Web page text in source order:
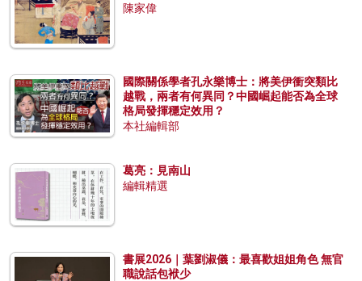
陳家偉
國際關係學者孔永樂博士：將美伊衝突類比
越戰，兩者有何異同？中國崛起能否為全球
格局發揮穩定效用？
本社編輯部
葛亮：見南山
編輯精選
書展2026｜葉劉淑儀：最喜歡姐姐角色 無官
職說話包袱少